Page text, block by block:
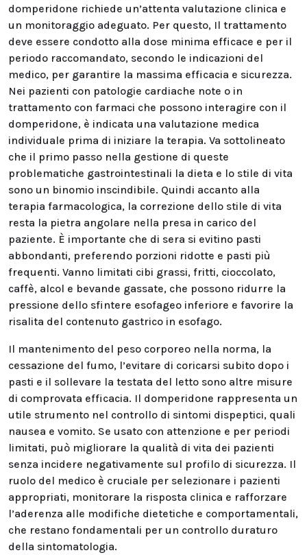
domperidone richiede un’attenta valutazione clinica e
un monitoraggio adeguato. Per questo, Il trattamento
deve essere condotto alla dose minima efficace e per il
periodo raccomandato, secondo le indicazioni del
medico, per garantire la massima efficacia e sicurezza.
Nei pazienti con patologie cardiache note o in
trattamento con farmaci che possono interagire con il
domperidone, è indicata una valutazione medica
individuale prima di iniziare la terapia. Va sottolineato
che il primo passo nella gestione di queste
problematiche gastrointestinali la dieta e lo stile di vita
sono un binomio inscindibile. Quindi accanto alla
terapia farmacologica, la correzione dello stile di vita
resta la pietra angolare nella presa in carico del
paziente. È importante che di sera si evitino pasti
abbondanti, preferendo porzioni ridotte e pasti più
frequenti. Vanno limitati cibi grassi, fritti, cioccolato,
caffè, alcol e bevande gassate, che possono ridurre la
pressione dello sfintere esofageo inferiore e favorire la
risalita del contenuto gastrico in esofago.
Il mantenimento del peso corporeo nella norma, la
cessazione del fumo, l’evitare di coricarsi subito dopo i
pasti e il sollevare la testata del letto sono altre misure
di comprovata efficacia. Il domperidone rappresenta un
utile strumento nel controllo di sintomi dispeptici, quali
nausea e vomito. Se usato con attenzione e per periodi
limitati, può migliorare la qualità di vita dei pazienti
senza incidere negativamente sul profilo di sicurezza. Il
ruolo del medico è cruciale per selezionare i pazienti
appropriati, monitorare la risposta clinica e rafforzare
l’aderenza alle modifiche dietetiche e comportamentali,
che restano fondamentali per un controllo duraturo
della sintomatologia.